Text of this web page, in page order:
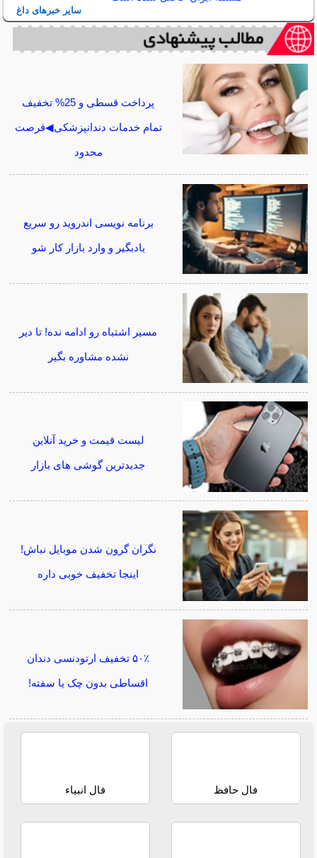
سایر خبرهای داغ
پرداخت قسطی و 25% تخفیف
تمام خدمات دندانپزشکی◀فرصت
محدود
برنامه نویسی اندروید رو سریع
یادبگیر و وارد بازار کار شو
مسیر اشتباه رو ادامه نده! تا دیر
نشده مشاوره بگیر
لیست قیمت و خرید آنلاین
جدیدترین گوشی های بازار
نگران گرون شدن موبایل نباش!
اینجا تخفیف خوبی داره
۵۰٪ تخفیف ارتودنسی دندان
اقساطی بدون چک یا سفته!
فال حافظ فال انبیاء